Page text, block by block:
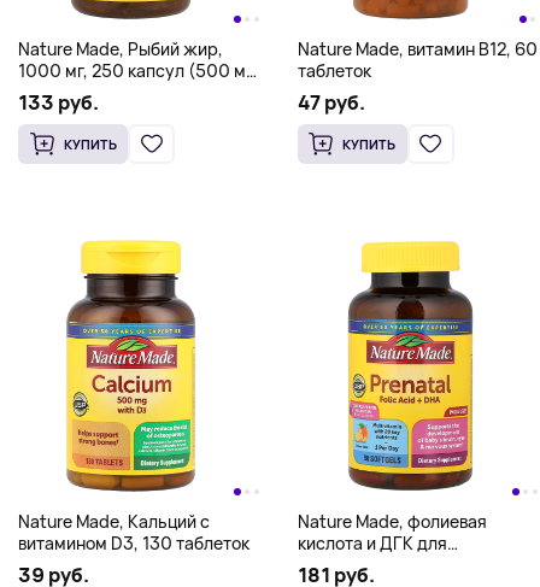
Nature Made, Рыбий жир,
1000 мг, 250 капсул (500 мг
в каждой капсуле)
133 руб.
КУПИТЬ
Nature Made, витамин B12, 60
таблеток
47 руб.
КУПИТЬ
Nature Made, Кальций с
витамином D3, 130 таблеток
39 руб.
Nature Made, фолиевая
кислота и ДГК для
беременных, апельсин, 90
181 руб.